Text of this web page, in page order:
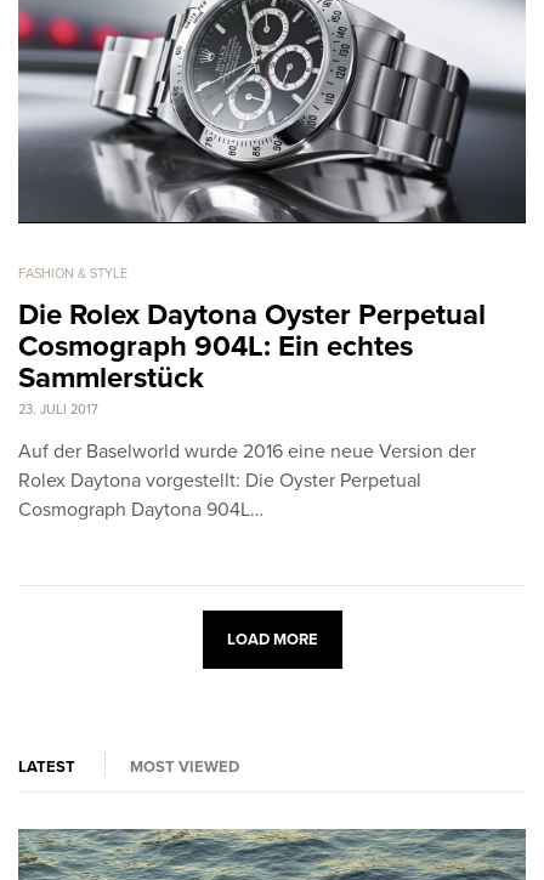
FASHION & STYLE
Die Rolex Daytona Oyster Perpetual
Cosmograph 904L: Ein echtes
Sammlerstück
23. JULI 2017
Auf der Baselworld wurde 2016 eine neue Version der
Rolex Daytona vorgestellt: Die Oyster Perpetual
Cosmograph Daytona 904L…
LOAD MORE
LATEST MOST VIEWED